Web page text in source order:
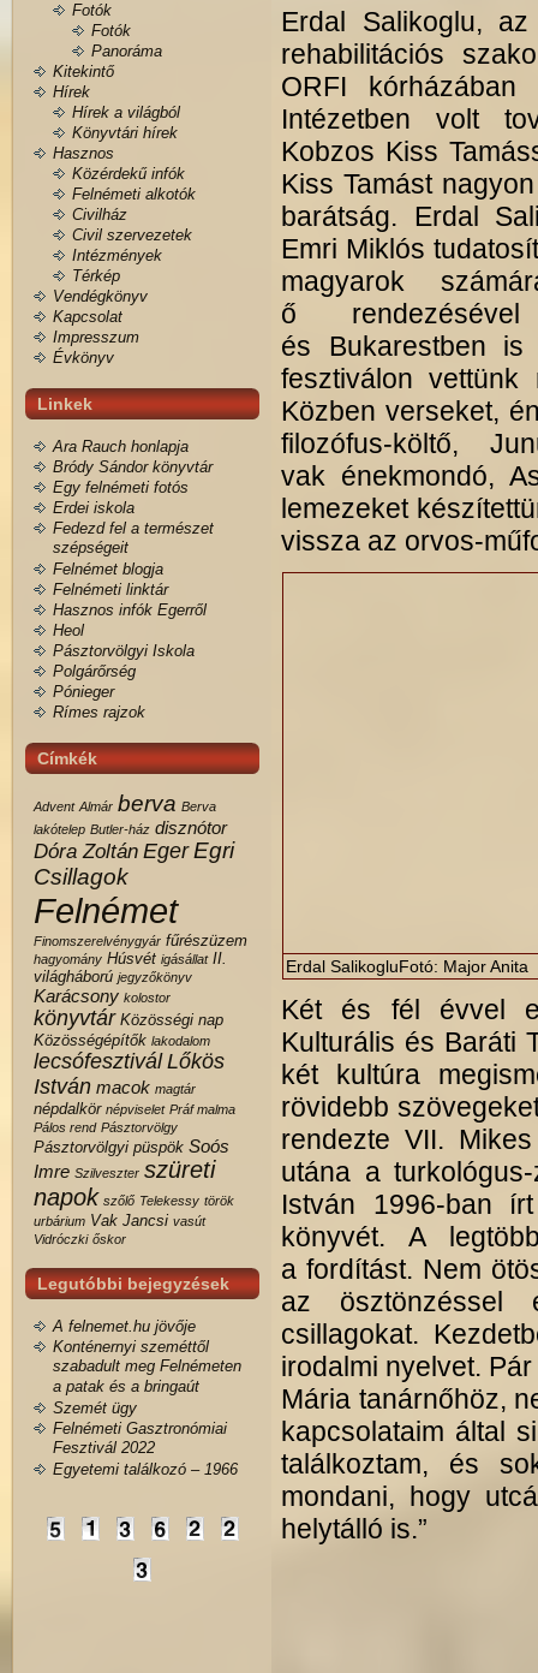
Fotók
Fotók
Panoráma
Kitekintő
Hírek
Hírek a világból
Könyvtári hírek
Hasznos
Közérdekű infók
Felnémeti alkotók
Civilház
Civil szervezetek
Intézmények
Térkép
Vendégkönyv
Kapcsolat
Impresszum
Évkönyv
Linkek
Ara Rauch honlapja
Bródy Sándor könyvtár
Egy felnémeti fotós
Erdei iskola
Fedezd fel a természet
szépségeit
Felnémet blogja
Felnémeti linktár
Hasznos infók Egerről
Heol
Pásztorvölgyi Iskola
Polgárőrség
Pónieger
Rímes rajzok
Címkék
Advent Almár berva Berva
lakótelep Butler-ház disznótor
Dóra Zoltán Eger Egri
Csillagok
Felnémet
Finomszerelvénygyár fűrészüzem
hagyomány Húsvét igásállat II.
világháború jegyzőkönyv
Karácsony kolostor
könyvtár Közösségi nap
Közösségépítők lakodalom
lecsófesztivál Lőkös
István macok magtár
népdalkör népviselet Práf malma
Pálos rend Pásztorvölgy
Pásztorvölgyi püspök Soós
Imre Szilveszter szüreti
napok szőlő Telekessy török
urbárium Vak Jancsi vasút
Vidróczki őskor
Legutóbbi bejegyzések
A felnemet.hu jövője
Konténernyi szeméttől
szabadult meg Felnémeten
a patak és a bringaút
Szemét ügy
Felnémeti Gasztronómiai
Fesztivál 2022
Egyetemi találkozó – 1966
Erdal Salikoglu,
rehabilitációs
ORFI
Intézetben volt
Kobzos Kiss
Kiss Tamást
barátság. Erdal
Emri Miklós
magyarok
ő
és Bukarestben is
fesztiválon
Közben verseket,
filozófus-költő,
vak énekmondó,
lemezeket
vissza az orvos-
Erdal SalikogluFotó: Major Anita
Két és fél évvel
Kulturális és Baráti
két kultúra
rövidebb
rendezte VII.
utána a
István 1996-ban
könyvét. A
a fordítást. Nem
az ösztönzéssel
csillagokat.
irodalmi nyelvet.
Mária tanárnőhöz,
kapcsolataim által
találkoztam, és
mondani, hogy
helytálló is.”